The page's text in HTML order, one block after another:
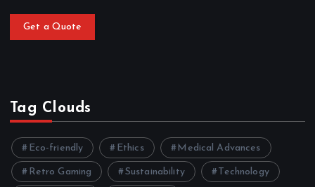
Get a Quote
Tag Clouds
Eco-friendly Ethics Medical Advances
Retro Gaming Sustainability Technology